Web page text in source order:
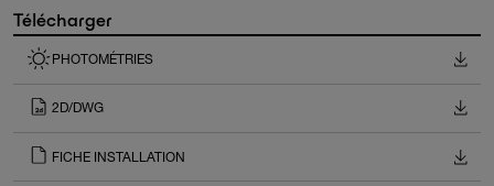
Télécharger
PHOTOMÉTRIES
2D/DWG
FICHE INSTALLATION